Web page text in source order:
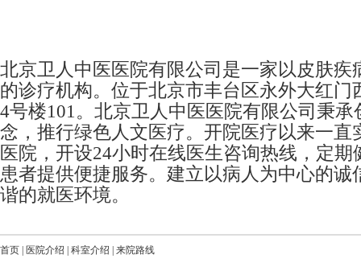
北京卫人中医医院有限公司是一家以皮肤疾
的诊疗机构。位于北京市丰台区永外大红门
4号楼101。北京卫人中医医院有限公司秉承
念，推行绿色人文医疗。开院医疗以来一直
医院，开设24小时在线医生咨询热线，定期
患者提供便捷服务。建立以病人为中心的诚
谐的就医环境。
首页 医院介绍 科室介绍 来院路线